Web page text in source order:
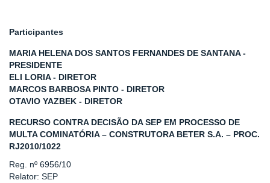
Participantes
MARIA HELENA DOS SANTOS FERNANDES DE SANTANA -
PRESIDENTE
ELI LORIA - DIRETOR
MARCOS BARBOSA PINTO - DIRETOR
OTAVIO YAZBEK - DIRETOR
RECURSO CONTRA DECISÃO DA SEP EM PROCESSO DE
MULTA COMINATÓRIA – CONSTRUTORA BETER S.A. – PROC.
RJ2010/1022
Reg. nº 6956/10
Relator: SEP